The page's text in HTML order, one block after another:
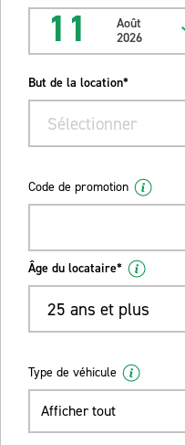
11
Août
2026
But de la location*
Sélectionner
Code de promotion
Âge du locataire*
25 ans et plus
Type de véhicule
Afficher tout